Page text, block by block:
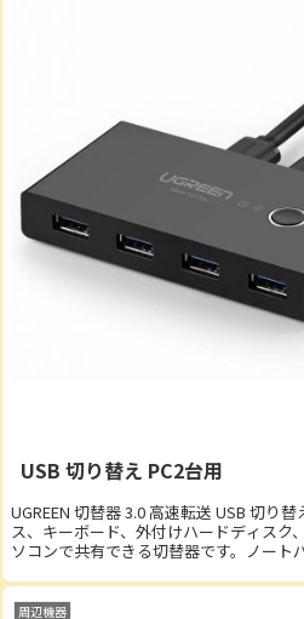
USB 切り替え PC2台用
UGREEN 切替器 3.0 高速転送 USB 切り
ス、キーボード、外付けハードディスク
ソコンで共有できる切替器です。ノート
周辺機器